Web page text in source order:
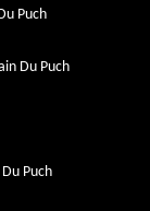
Puch
Du Puch
Puch